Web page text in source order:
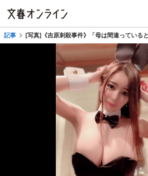
記事 [写真]《吉原刺殺事件》「母は間違っている